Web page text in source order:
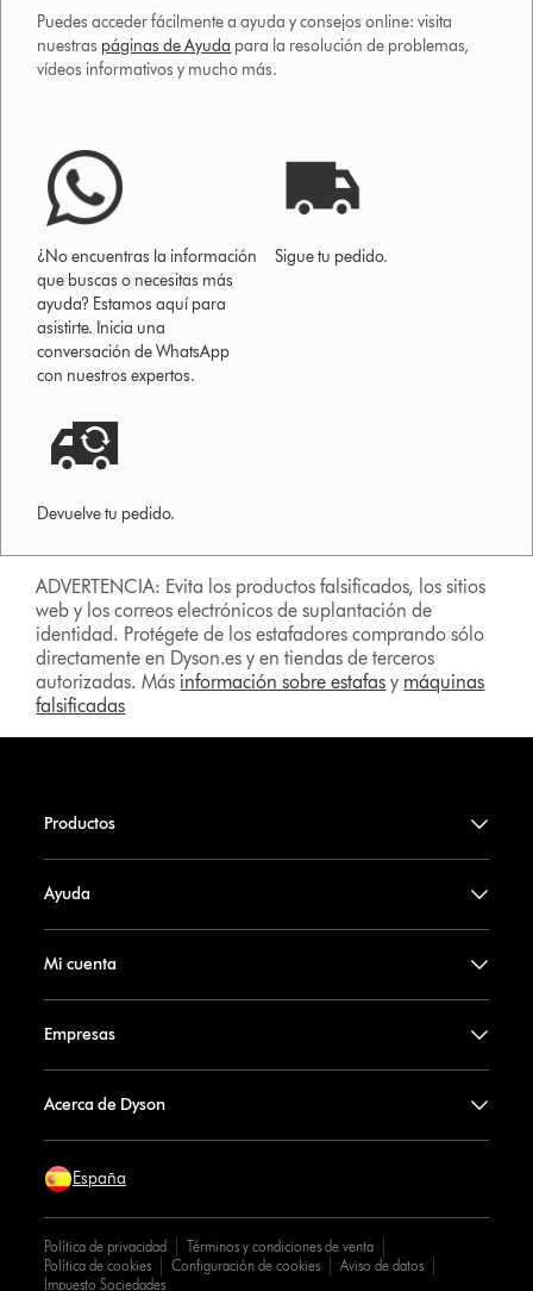
Puedes acceder fácilmente a ayuda y consejos online: visita
nuestras páginas de Ayuda para la resolución de problemas,
vídeos informativos y mucho más.
¿No encuentras la información
que buscas o necesitas más
ayuda? Estamos aquí para
asistirte. Inicia una
conversación de WhatsApp
con nuestros expertos.
Sigue tu pedido.
Devuelve tu pedido.
ADVERTENCIA: Evita los productos falsificados, los sitios
web y los correos electrónicos de suplantación de
identidad. Protégete de los estafadores comprando sólo
directamente en Dyson.es y en tiendas de terceros
autorizadas. Más información sobre estafas y máquinas
falsificadas
Productos
Ayuda
Mi cuenta
Empresas
Acerca de Dyson
España
Política de privacidad
Términos y condiciones de venta
Política de cookies
Configuración de cookies
Aviso de datos
Impuesto Sociedades